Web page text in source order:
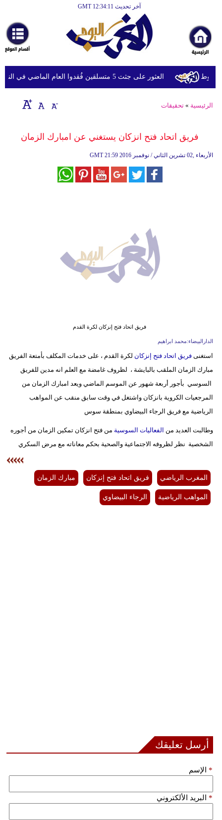
آخر تحديث GMT 12:34:11
أخبارعاجلة
رياضة
ثقافة
إقتصاد
وموسيقى
مرأة
علوم
وتكنولوجيا
بيئة
مدوَّنات
العثور على جثث 5 متسلقين فُقدوا العام الماضي في النيبال
الرئيسية »تحقيقات
فريق اتحاد فتح انزكان يستغني عن امبارك الزمان
GMT 21:59 2016 الأربعاء ,02 تشرين الثاني / نوفمبر
فريق اتحاد فتح إنزكان لكرة القدم
الدارالبيضاء:محمد ابراهيم
استغنىفريق اتحاد فتح إنزكان لكرة القدم ، على خدمات المكلف بأمتعة الفريق
مبارك الزمان الملقب بالبايشة ، لظروف غامضة مع العلم انه مدين للفريق
السوسي بأجور أربعة شهور عن الموسم الماضي ويعد امبارك الزمان من
المرجعيات الكروية بانزكان واشتغل في وقت سابق منقب عن المواهب
الرياضية مع فريق الرجاء البيضاوي بمنطقة سوس
وطالبت العديد من الفعاليات السوسية من فتح انزكان تمكين الزمان من أجوره
الشخصية نظر لظروفه الاجتماعية والصحية بحكم معاناته مع مرض السكري
المغرب الرياضي فريق اتحاد فتح إنزكان مبارك الزمان
المواهب الرياضية الرجاء البيضاوي
أرسل تعليقك
الإسم *
البريد الألكتروني *